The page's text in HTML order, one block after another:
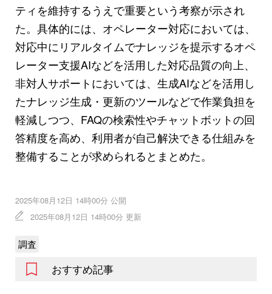
ティを維持するうえで重要という考察が示され
た。具体的には、オペレーター対応においては、
対応中にリアルタイムでナレッジを提示するオペ
レーター支援AIなどを活用した対応品質の向上、
非対人サポートにおいては、生成AIなどを活用し
たナレッジ生成・更新のツールなどで作業負担を
軽減しつつ、FAQの検索性やチャットボットの回
答精度を高め、利用者が自己解決できる仕組みを
整備することが求められるとまとめた。
2025年08月12日 14時00分 公開
2025年08月12日 14時00分 更新
調査
おすすめ記事